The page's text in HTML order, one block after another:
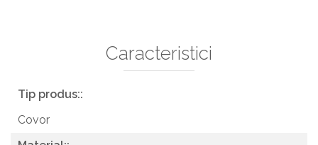
Caracteristici
Tip produs::
Covor